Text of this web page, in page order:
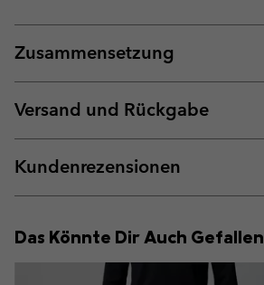
Zusammensetzung
Versand und Rückgabe
Kundenrezensionen
Das Könnte Dir Auch Gefallen